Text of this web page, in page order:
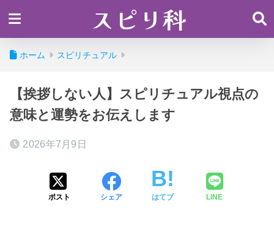
スピリ科
ホーム スピリチュアル
【挨拶しない人】スピリチュアル視点の
意味と運勢をお伝えします
2026年7月9日
ポスト シェア はてブ LINE